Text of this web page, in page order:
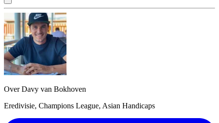
Over Davy van Bokhoven
Eredivisie, Champions League, Asian Handicaps